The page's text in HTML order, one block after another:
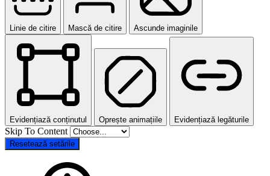
Linie de citire Mască de citire Ascunde imaginile
Evidențiază conținutul Oprește animațiile Evidențiază legăturile
Skip To Content
Resetează setările